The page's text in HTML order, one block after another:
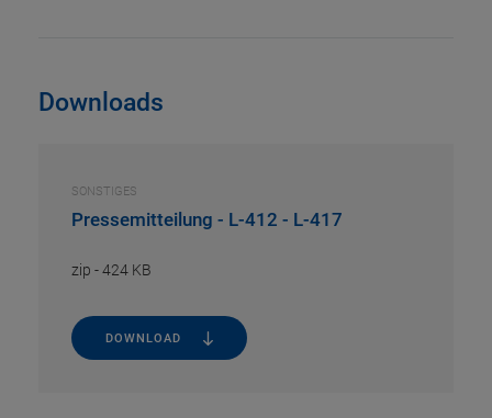
Downloads
SONSTIGES
Pressemitteilung - L-412 - L-417
zip -424 KB
DOWNLOAD